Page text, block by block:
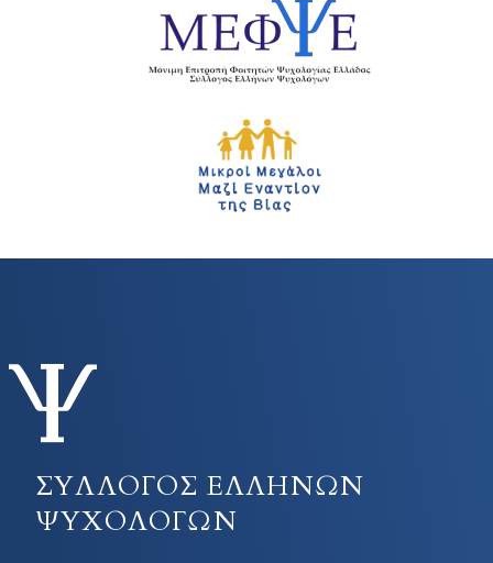
ΣΥΛΛΟΓΟΣ ΕΛΛΗΝΩΝ
ΨΥΧΟΛΟΓΩΝ